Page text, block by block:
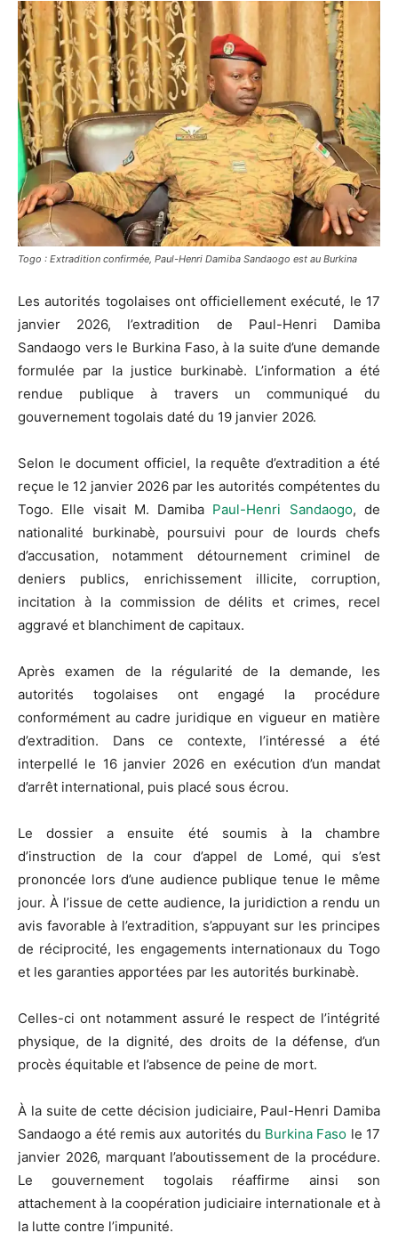
Togo : Extradition confirmée, Paul-Henri Damiba Sandaogo est au Burkina
Les autorités togolaises ont officiellement exécuté, le 17
janvier 2026, l’extradition de Paul-Henri Damiba
Sandaogo vers le Burkina Faso, à la suite d’une demande
formulée par la justice burkinabè. L’information a été
rendue publique à travers un communiqué du
gouvernement togolais daté du 19 janvier 2026.
Selon le document officiel, la requête d’extradition a été
reçue le 12 janvier 2026 par les autorités compétentes du
Togo. Elle visait M. Damiba Paul-Henri Sandaogo, de
nationalité burkinabè, poursuivi pour de lourds chefs
d’accusation, notamment détournement criminel de
deniers publics, enrichissement illicite, corruption,
incitation à la commission de délits et crimes, recel
aggravé et blanchiment de capitaux.
Après examen de la régularité de la demande, les
autorités togolaises ont engagé la procédure
conformément au cadre juridique en vigueur en matière
d’extradition. Dans ce contexte, l’intéressé a été
interpellé le 16 janvier 2026 en exécution d’un mandat
d’arrêt international, puis placé sous écrou.
Le dossier a ensuite été soumis à la chambre
d’instruction de la cour d’appel de Lomé, qui s’est
prononcée lors d’une audience publique tenue le même
jour. À l’issue de cette audience, la juridiction a rendu un
avis favorable à l’extradition, s’appuyant sur les principes
de réciprocité, les engagements internationaux du Togo
et les garanties apportées par les autorités burkinabè.
Celles-ci ont notamment assuré le respect de l’intégrité
physique, de la dignité, des droits de la défense, d’un
procès équitable et l’absence de peine de mort.
À la suite de cette décision judiciaire, Paul-Henri Damiba
Sandaogo a été remis aux autorités du Burkina Faso le 17
janvier 2026, marquant l’aboutissement de la procédure.
Le gouvernement togolais réaffirme ainsi son
attachement à la coopération judiciaire internationale et à
la lutte contre l’impunité.